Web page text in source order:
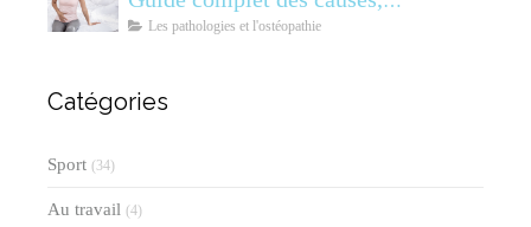
symptômes, diagnostic et
Les pathologies et l'ostéopathie
Catégories
Sport (34)
Au travail (4)